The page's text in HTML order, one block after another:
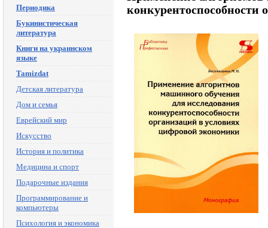
Периодика
Букинистическая
литература
Книги на украинском
языке
Tamizdat
Детская литература
Дом и семья
Еврейский мир
Искусство
История и политика
Медицина и спорт
Подарочные издания
Программирование и
компьютеры
Психология и экономика
конкурентоспособности